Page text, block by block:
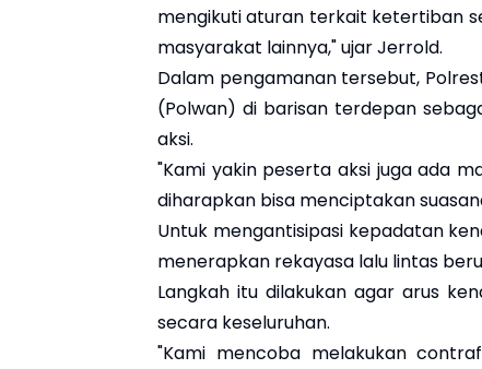
mengikuti aturan terkait ketertiban
masyarakat lainnya," ujar Jerrold.
Dalam pengamanan tersebut,
(Polwan) di barisan terdepan
aksi.
"Kami yakin peserta aksi juga ada
diharapkan bisa menciptakan
Untuk mengantisipasi kepadatan
menerapkan rekayasa lalu lintas
Langkah itu dilakukan agar arus
secara keseluruhan.
"Kami mencoba melakukan